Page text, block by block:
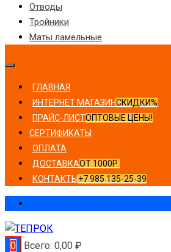
Отводы
Тройники
Маты ламельные
ГЛАВНАЯ
ИНТЕРНЕТ МАГАЗИНСКИДКИ%
ПРАЙС-ЛИСТОПТОВЫЕ ЦЕНЫ!
СЕРТИФИКАТЫ
ОПЛАТА
ДОСТАВКАОТ 1000Р.
КОНТАКТЫ +7 985 135-25-39
0 Всего: 0,00 ₽